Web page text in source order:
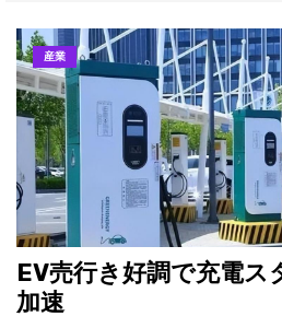
産業
EV売行き好調で充電ス
加速